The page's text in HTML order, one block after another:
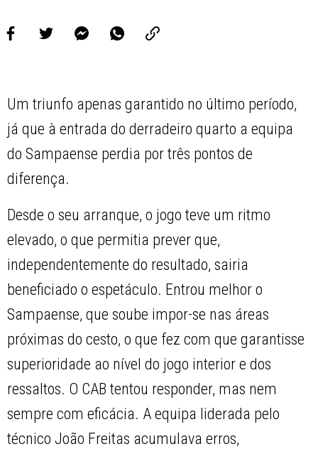
Um triunfo apenas garantido no último período,
já que à entrada do derradeiro quarto a equipa
do Sampaense perdia por três pontos de
diferença.
Desde o seu arranque, o jogo teve um ritmo
elevado, o que permitia prever que,
independentemente do resultado, sairia
beneficiado o espetáculo. Entrou melhor o
Sampaense, que soube impor-se nas áreas
próximas do cesto, o que fez com que garantisse
superioridade ao nível do jogo interior e dos
ressaltos. O CAB tentou responder, mas nem
sempre com eficácia. A equipa liderada pelo
técnico João Freitas acumulava erros,